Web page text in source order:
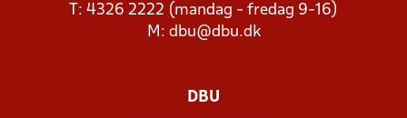
T: 4326 2222 (mandag - fredag 9-16)
M: dbu@dbu.dk
DBU